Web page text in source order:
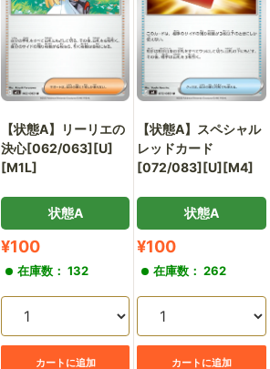
【状態A】リーリエの
決心[062/063][U]
[M1L]
状態A
販
価
格
¥100
在庫数： 132
カートに追加
【状態A】スペシャル
レッドカード
[072/083][U][M4]
状態A
販
価
格
¥100
在庫数： 262
カートに追加